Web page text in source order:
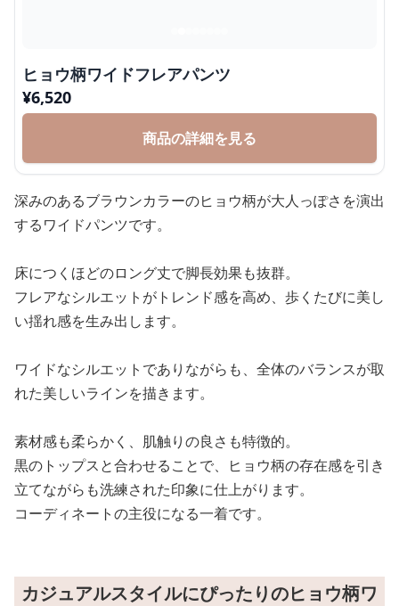
ヒョウ柄ワイドフレアパンツ
¥6,520
商品の詳細を見る
深みのあるブラウンカラーのヒョウ柄が大人っぽさを演出
するワイドパンツです。
床につくほどのロング丈で脚長効果も抜群。
フレアなシルエットがトレンド感を高め、歩くたびに美し
い揺れ感を生み出します。
ワイドなシルエットでありながらも、全体のバランスが取
れた美しいラインを描きます。
素材感も柔らかく、肌触りの良さも特徴的。
黒のトップスと合わせることで、ヒョウ柄の存在感を引き
立てながらも洗練された印象に仕上がります。
コーディネートの主役になる一着です。
カジュアルスタイルにぴったりのヒョウ柄ワ